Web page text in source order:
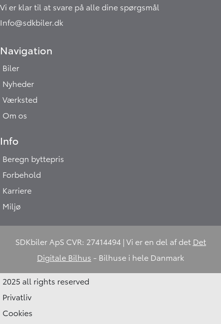
Vi er klar til at svare på alle dine spørgsmål
Info@sdkbiler.dk
Navigation
Biler
Nyheder
Værksted
Om os
Info
Beregn byttepris
Forbehold
Karriere
Miljø
SDKbiler ApS CVR: 27414494 | Vi er en del af det Det
Digitale Bilhus - Bilhuse i hele Danmark
2025 all rights reserved
Privatliv
Cookies